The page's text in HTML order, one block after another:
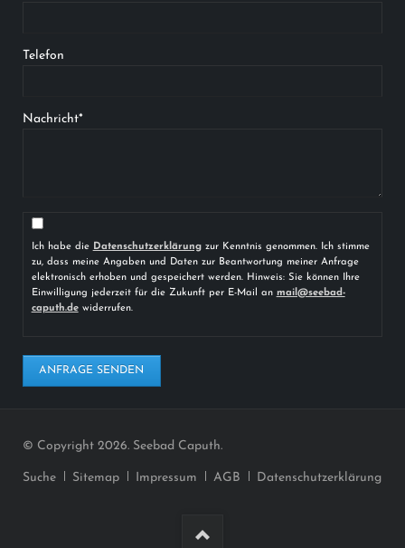
Telefon
Pflichtfeld
Nachricht*
Ich habe die Datenschutzerklärungzur Kenntnis genommen. Ich stimme
zu, dass meine Angaben und Daten zur Beantwortung meiner Anfrage
elektronisch erhoben und gespeichert werden. Hinweis: Sie können Ihre
Einwilligung jederzeit für die Zukunft per E-Mail an mail@seebad-
caputh.dewiderrufen.
ANFRAGE SENDEN
© Copyright 2026. Seebad Caputh.
Navigation
Suche Sitemap Impressum AGB Datenschutzerklärung